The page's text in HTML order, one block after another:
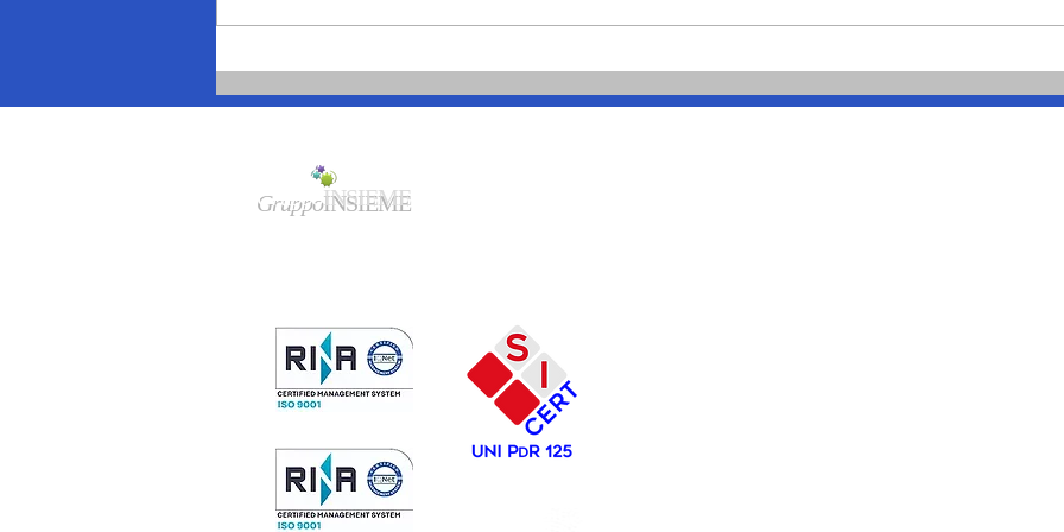
“terrone” a Torino, negli
Anni Sessanta, alle frontiere
ingressi, poi le uscite
volontarie
GruppoINSIEME